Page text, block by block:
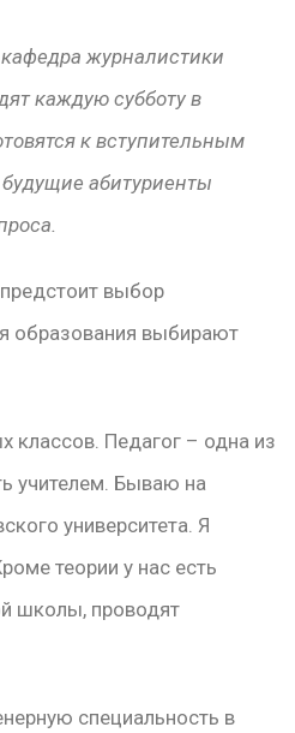
журналистики
каждую субботу в
к вступительным
абитуриенты
выбор
образования выбирают
классов. Педагог – одна из
учителем. Бываю на
университета. Я
теории у нас есть
школы, проводят
специальность в